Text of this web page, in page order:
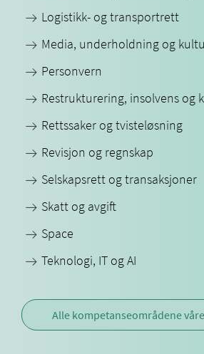
Logistikk- og transportrett
Media, underholdning og
Personvern
Restrukturering, insolvens og
Rettssaker og tvisteløsning
Revisjon og regnskap
Selskapsrett og transaksjoner
Skatt og avgift
Space
Teknologi, IT og AI
Alle kompetanseområdene våre